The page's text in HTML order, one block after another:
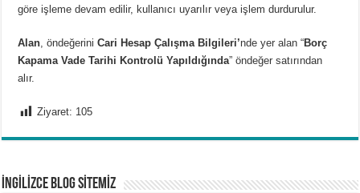
göreişleme devam edilir, kullanıcı uyarılır veyaişlem durdurulur.
Alan, öndeğeriniCari Hesap Çalışma Bilgileri’nde yer alan “Borç
Kapama Vade Tarihi Kontrolü Yapıldığında” öndeğer satırından
alır.
Ziyaret: 105
İNGİLİZCE BLOG SİTEMİZ